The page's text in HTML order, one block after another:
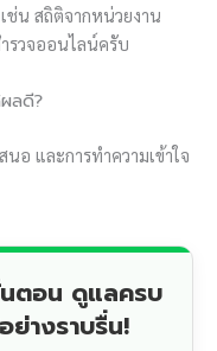
ช่น สถิติจากหน่วยงาน
รวจออนไลน์ครับ
ลดี?
อ และการทำความเข้าใจ
ตอน ดูแลครบ
างราบรื่น!